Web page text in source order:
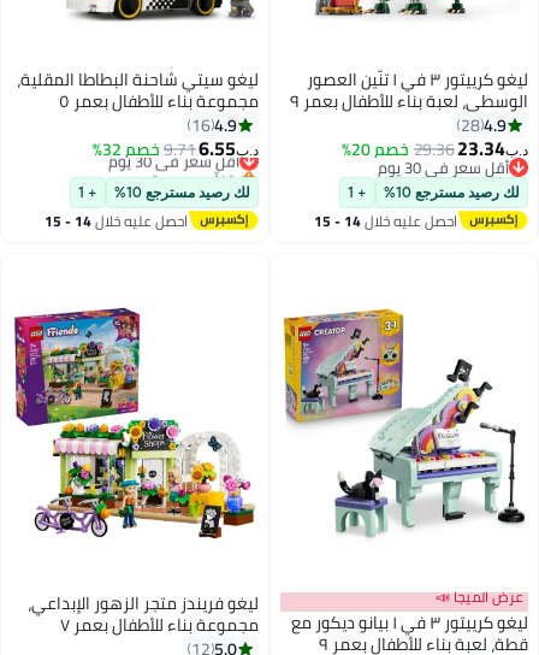
ليغو ‏كرييتور ٣ في ١ تنّين العصور
الوسطى، لعبة بناء للأطفال بعمر ٩
سنوات وأكثر (٧١٥ قطعة) 31161
4.9
28
د.ب‏23.34
29.36خصم 20%
أقل سعر في 30 يوم
أقل سعر في 30 يوم
لك رصيد مسترجع 10% + 1
احصل عليه خلال 14 - 15
ليغو ‏سيتي شاحنة البطاطا المقلية،
مجموعة بناء للأطفال بعمر ٥
سنوات وأكثر (٢١٦ قطعة) 60488
4.9
16
د.ب‏6.55
9.71خصم 32%أقل سعر في 30 يوم
بتخلّص بسرعة
أقل سعر في 30 يوم
لك رصيد مسترجع 10% + 1
احصل عليه خلال 14 - 15
عرض الميجا 📣
ليغو ‏كرييتور ٣ في ١ بيانو ديكور مع
قطة، لعبة بناء للأطفال بعمر ٩
ليغو ‏فريندز متجر الزهور الإبداعي،
مجموعة بناء للأطفال بعمر ٧
سنوات وأكثر (٣٧٧ قطعة) 42693
5.0